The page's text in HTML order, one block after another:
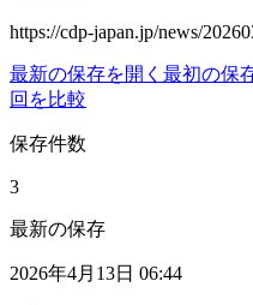
https://cdp-japan.jp/news/
最新の保存を開く 最初の保
回を比較
保存件数
3
最新の保存
2026年4月13日 06:44